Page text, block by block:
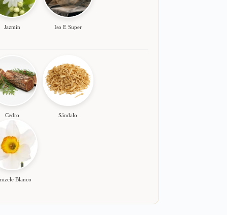
Jazmín Iso E Super
Cedro Sándalo
Blanco